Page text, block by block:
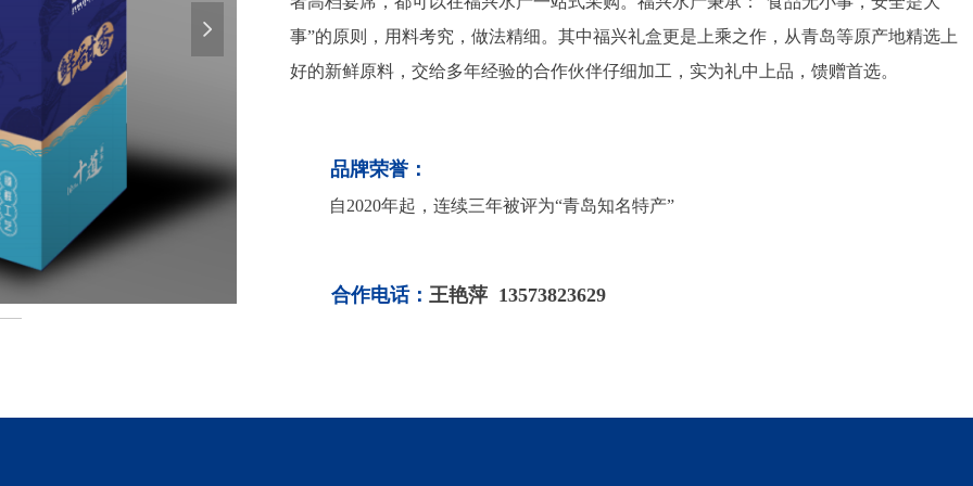
事”的原则，用料考究，做法精细。其中福兴礼盒更是上乘之作，从青岛等原产地精选上
好的新鲜原料，交给多年经验的合作伙伴仔细加工，实为礼中上品，馈赠首选。
品牌荣誉：
自2020年起，连续三年被评为“青岛知名特产”
合作电话： 王艳萍 13573823629
넲